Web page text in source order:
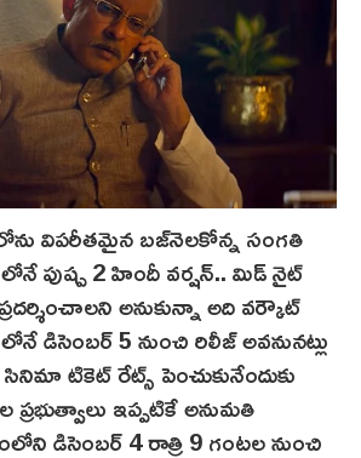
విపరీతమైన బ‌జ్‌నెల‌కోన్న‌ సంగతి
పుష్ప 2 హిందీ వర్షన్.. మిడ్ నైట్
అనుకున్నా అది వర్కౌట్
డిసెంబర్ 5 నుంచి రిలీజ్ అవ‌నునట్లు
సినిమా టికెట్ రేట్స్ పెంచుకునేందుకు
ప్రభుత్వాలు ఇప్పటికే అనుమతి
డిసెంబర్ 4 రాత్రి 9 గంటల నుంచి